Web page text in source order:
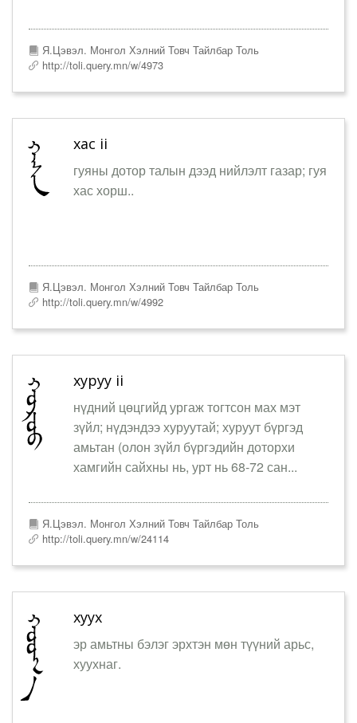
Я.Цэвэл. Монгол Хэлний Товч Тайлбар Толь
http://toli.query.mn/w/4973
хас ii
гуяны дотор талын дээд нийлэлт газар; гуя
хас хорш..
Я.Цэвэл. Монгол Хэлний Товч Тайлбар Толь
http://toli.query.mn/w/4992
хуруу ii
нүдний цөцгийд ургаж тогтсон мах мэт
зүйл; нүдэндээ хуруутай; хуруут бүргэд
амьтан (олон зүйл бүргэдийн доторхи
хамгийн сайхны нь, урт нь 68-72 сан...
Я.Цэвэл. Монгол Хэлний Товч Тайлбар Толь
http://toli.query.mn/w/24114
хуух
эр амьтны бэлэг эрхтэн мөн түүний арьс,
хуухнаг.